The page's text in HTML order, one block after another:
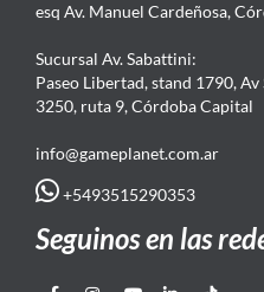
esq Av. Manuel Cardeñosa,
Sucursal Av. Sabattini:
Paseo Libertad, stand 1790,
3250, ruta 9, Córdoba Capital
info@gameplanet.com.ar
+5493515290353
Seguinos en las